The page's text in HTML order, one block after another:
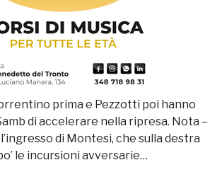
prima e Pezzotti poi hanno
di accelerare nella ripresa. Nota –
di Montesi, che sulla destra
le incursioni avversarie…